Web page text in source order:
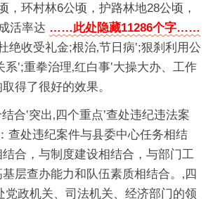
，环村林6公顷，护路林地28公顷，
活率达 ……此处隐藏11286个字……
绝收受礼金;根治‚节日病‛;狠刹利用公
系‛;重拳治理‚红白事‛大操大办、工作
得了很好的效果。
合‛突出‚四个重点‛查处违纪违法案
查处违纪案件与县委中心任务相结
合，与制度建设相结合，与部门工
层查办能力和队伍素质相结合。‚四
党政机关、司法机关、经济部门的领